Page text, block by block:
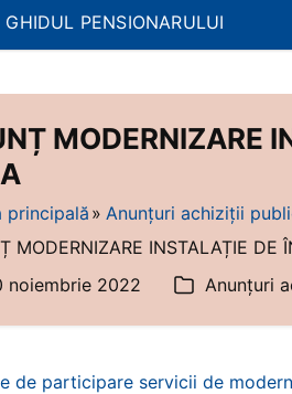
GHIDUL PENSIONARULUI
MODERNIZARE
principală
Anunțuri achiziții
MODERNIZARE INSTALAȚIE DE
noiembrie 2022 Categorii
Anunțuri
de participare servicii de